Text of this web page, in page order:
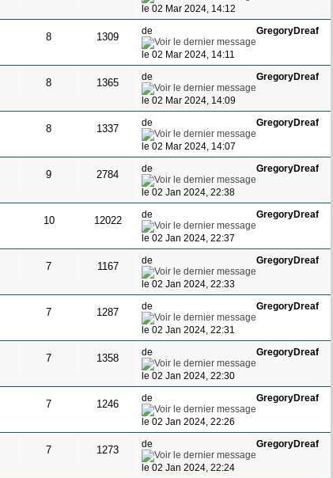
le 02 Mar 2024, 14:12
8 1309 deGregoryDreaf
le 02 Mar 2024, 14:11
8 1365 deGregoryDreaf
le 02 Mar 2024, 14:09
8 1337 deGregoryDreaf
le 02 Mar 2024, 14:07
9 2784 deGregoryDreaf
le 02 Jan 2024, 22:38
10 12022 deGregoryDreaf
le 02 Jan 2024, 22:37
7 1167 deGregoryDreaf
le 02 Jan 2024, 22:33
7 1287 deGregoryDreaf
le 02 Jan 2024, 22:31
7 1358 deGregoryDreaf
le 02 Jan 2024, 22:30
7 1246 deGregoryDreaf
le 02 Jan 2024, 22:26
7 1273 deGregoryDreaf
le 02 Jan 2024, 22:24